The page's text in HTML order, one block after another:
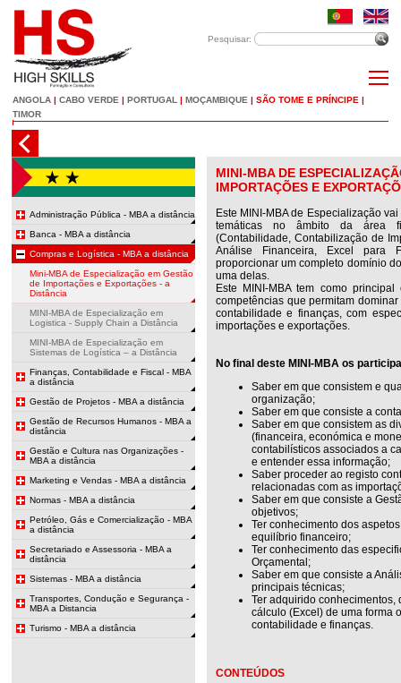
Pesquisar:
ANGOLA | CABO VERDE | PORTUGAL | MOÇAMBIQUE | SÃO TOME E PRÍNCIPE |
TIMOR
Administração Pública - MBA a distância
Banca - MBA a distância
Compras e Logística - MBA a distância
Mini-MBA de Especialização em Gestão
de Importações e Exportações - a
Distância
MINI-MBA de Especialização em
Logistica - Supply Chain a Distância
MINI-MBA de Especialização em
Sistemas de Logística – a Distância
Finanças, Contabilidade e Fiscal - MBA
a distância
Gestão de Projetos - MBA a distância
Gestão de Recursos Humanos - MBA a
distância
Gestão e Cultura nas Organizações -
MBA a distância
Marketing e Vendas - MBA a distância
Normas - MBA a distância
Petróleo, Gás e Comercialização - MBA
a distância
Secretariado e Assessoria - MBA a
distância
Sistemas - MBA a distância
Transportes, Condução e Segurança -
MBA a Distancia
Turismo - MBA a distância
MINI-MBA DE
IMPORTAÇÕES E
Este MINI-MBA de Especialização
temáticas no âmbito da área
(Contabilidade, Contabilização de
Análise Financeira, Excel para
proporcionar um completo domínio
uma delas.
Este MINI-MBA tem como
competências que permitam
contabilidade e finanças, com
importações e exportações.
No final deste MINI-MBA os
Saber em que consistem e
organização;
Saber em que consiste a
Saber em que consistem as
(financeira, económica e
contabilísticos associados a
e entender essa informação;
Saber proceder ao registo
relacionadas com as
Saber em que consiste a
objetivos;
Ter conhecimento dos
equilíbrio financeiro;
Ter conhecimento das
Orçamental;
Saber em que consiste a
principais técnicas;
Ter adquirido conhecimentos,
cálculo (Excel) de uma forma
contabilidade e finanças.
CONTEÚDOS